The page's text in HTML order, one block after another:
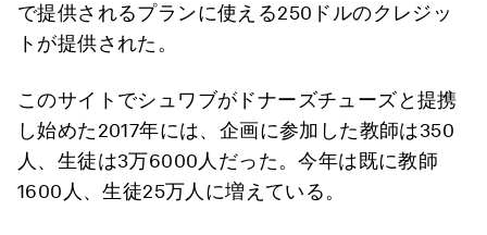
で提供されるプランに使える250ドルのクレジッ
トが提供された。
このサイトでシュワブがドナーズチューズと提携
し始めた2017年には、企画に参加した教師は350
人、生徒は3万6000人だった。今年は既に教師
1600人、生徒25万人に増えている。